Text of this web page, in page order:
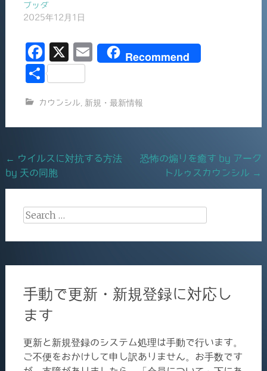
ブッダ
2025年12月1日
F
a
e
b
o
k
X
E
l
Recommend
共
カウンシル 新規・最新情報
Post
navigation
← ウイルスに対抗する方法
by 天の同胞
恐怖の煽りを癒す by アーク
トルゥスカウンシル →
Search
手動で更新・新規登録に対応し
ます
更新と新規登録のシステム処理は手動で行います。
ご不便をおかけして申し訳ありません。お手数です